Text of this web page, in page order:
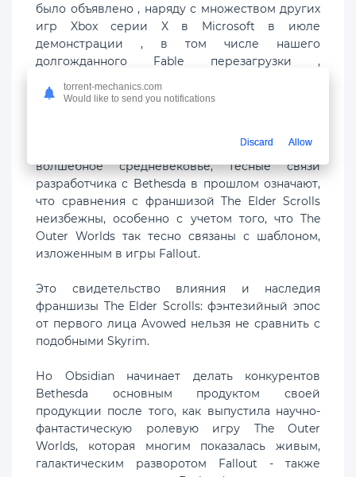
было объявлено , наряду с множеством других
игр Xbox серии X в Microsoft в июле
демонстрации , в том числе нашего
долгожданного Fable перезагрузки ,
захватывающая вещь , чтобы выйти из этого
Хотя кажется, что Obsidian впервые окунается в
волшебное средневековье, тесные связи
разработчика с Bethesda в прошлом означают,
что сравнения с франшизой The Elder Scrolls
неизбежны, особенно с учетом того, что The
Outer Worlds так тесно связаны с шаблоном,
изложенным в игры Fallout.
Это свидетельство влияния и наследия
франшизы The Elder Scrolls: фэнтезийный эпос
от первого лица Avowed нельзя не сравнить с
подобными Skyrim.
Но Obsidian начинает делать конкурентов
Bethesda основным продуктом своей
продукции после того, как выпустила научно-
фантастическую ролевую игру The Outer
Worlds, которая многим показалась живым,
галактическим разворотом Fallout - также
torrent-mechanics.com
Would like to send you notifications
Discard Allow